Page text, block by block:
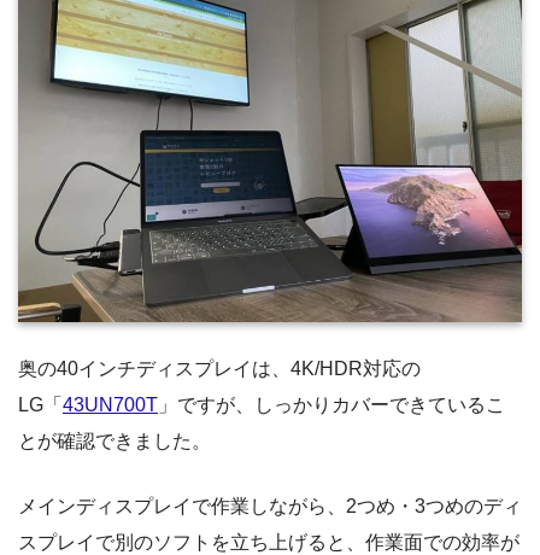
奥の40インチディスプレイは、4K/HDR対応の
LG「 43UN700T 」ですが、しっかりカバーできているこ
とが確認できました。
メインディスプレイで作業しながら、2つめ・3つめのディ
スプレイで別のソフトを立ち上げると、作業面での効率が